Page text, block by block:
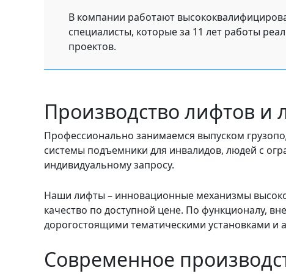
В компании работают
специалисты, которые за 11 лет работы
проектов.
Производство лифтов и
Профессионально занимаемся выпуском
системы подъемники для инвалидов, людей с
индивидуальному запросу.
Наши лифты – инновационные механизмы
качество по доступной цене. По функционалу,
дорогостоящими тематическими установками и
Современное